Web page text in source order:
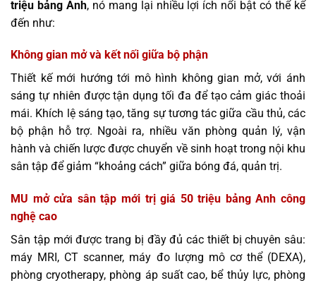
triệu bảng Anh, nó mang lại nhiều lợi ích nổi bật có thể kể
đến như:
Không gian mở và kết nối giữa bộ phận
Thiết kế mới hướng tới mô hình không gian mở, với ánh
sáng tự nhiên được tận dụng tối đa để tạo cảm giác thoải
mái. Khích lệ sáng tạo, tăng sự tương tác giữa cầu thủ, các
bộ phận hỗ trợ. Ngoài ra, nhiều văn phòng quản lý, vận
hành và chiến lược được chuyển về sinh hoạt trong nội khu
sân tập để giảm “khoảng cách” giữa bóng đá, quản trị.
MU mở cửa sân tập mới trị giá 50 triệu bảng Anh công
nghệ cao
Sân tập mới được trang bị đầy đủ các thiết bị chuyên sâu:
máy MRI, CT scanner, máy đo lượng mô cơ thể (DEXA),
phòng cryotherapy, phòng áp suất cao, bể thủy lực, phòng